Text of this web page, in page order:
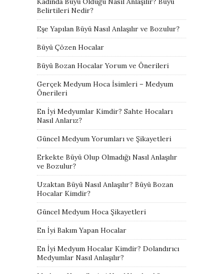
Belirtileri Nedir?
Eşe Yapılan Büyü Nasıl Anlaşılır ve Bozulur?
Büyü Çözen Hocalar
Büyü Bozan Hocalar Yorum ve Önerileri
Gerçek Medyum Hoca İsimleri – Medyum
Önerileri
En İyi Medyumlar Kimdir? Sahte Hocaları
Nasıl Anlarız?
Güncel Medyum Yorumları ve Şikayetleri
Erkekte Büyü Olup Olmadığı Nasıl Anlaşılır
ve Bozulur?
Uzaktan Büyü Nasıl Anlaşılır? Büyü Bozan
Hocalar Kimdir?
Güncel Medyum Hoca Şikayetleri
En İyi Bakım Yapan Hocalar
En İyi Medyum Hocalar Kimdir? Dolandırıcı
Medyumlar Nasıl Anlaşılır?